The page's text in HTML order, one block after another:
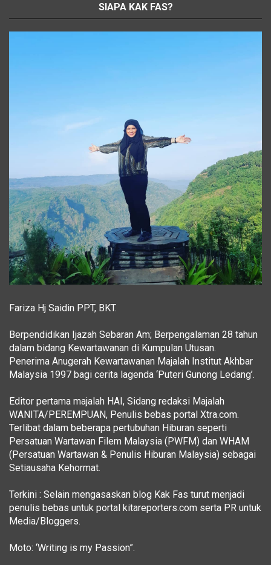
SIAPA KAK FAS?
Fariza Hj Saidin PPT, BKT.
Berpendidikan Ijazah Sebaran Am; Berpengalaman 28 tahun
dalam bidang Kewartawanan di Kumpulan Utusan.
Penerima Anugerah Kewartawanan Majalah Institut Akhbar
Malaysia 1997 bagi cerita lagenda ‘Puteri Gunong Ledang’.
Editor pertama majalah HAI, Sidang redaksi Majalah
WANITA/PEREMPUAN, Penulis bebas portal Xtra.com.
Terlibat dalam beberapa pertubuhan Hiburan seperti
Persatuan Wartawan Filem Malaysia (PWFM) dan WHAM
(Persatuan Wartawan & Penulis Hiburan Malaysia) sebagai
Setiausaha Kehormat.
Terkini : Selain mengasaskan blog Kak Fas turut menjadi
penulis bebas untuk portal kitareporters.com serta PR untuk
Media/Bloggers.
Moto: ‘Writing is my Passion”.